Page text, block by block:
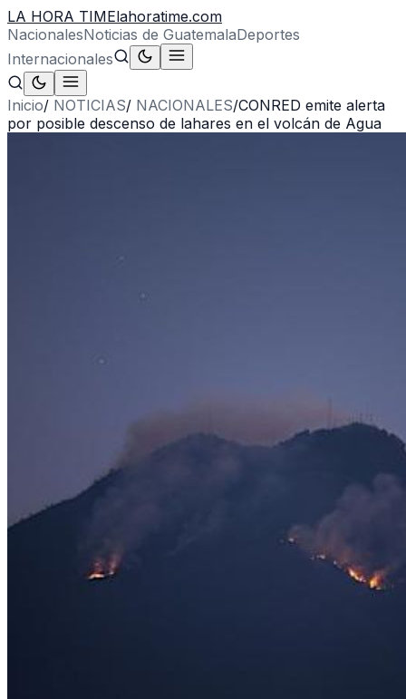
LA HORA TIMElahoratime.com
NacionalesNoticias de GuatemalaDeportes
Internacionales
Inicio/ NOTICIAS/ NACIONALES/CONRED emite alerta
por posible descenso de lahares en el volcán de Agua